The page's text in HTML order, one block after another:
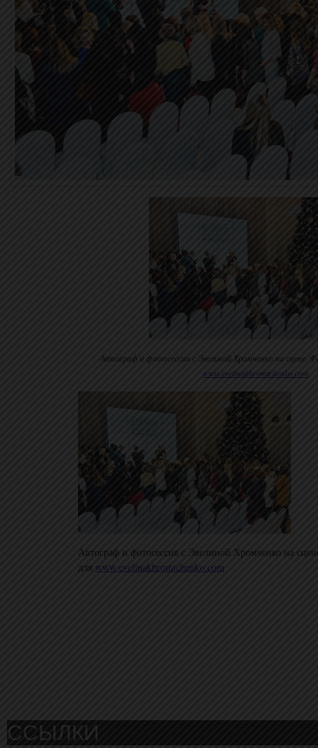
Автограф и фотосессия с Эвелиной Хромченко на сцене,
www.evelinakhromtchenko.com
Автограф и фотосессия с Эвелиной Хромченко на
для www.evelinakhromtchenko.com
ССЫЛКИ